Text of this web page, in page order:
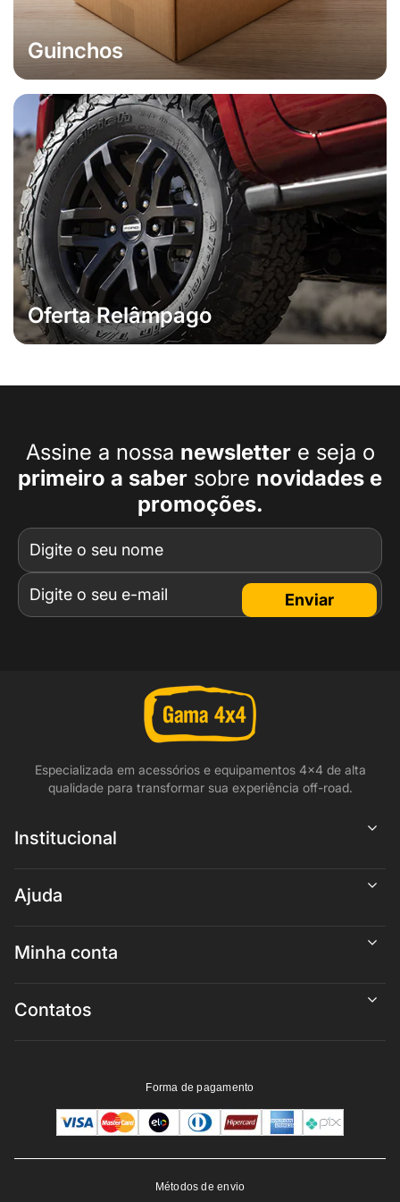
Guinchos
Oferta Relâmpago
Assine a nossa newslettere seja o
primeiro a saber sobre novidades e
promoções.
Enviar
Especializada em acessórios e equipamentos 4x4 de alta
qualidade para transformar sua experiência off-road.
Institucional
Ajuda
Minha conta
Contatos
Forma de pagamento
Métodos de envio